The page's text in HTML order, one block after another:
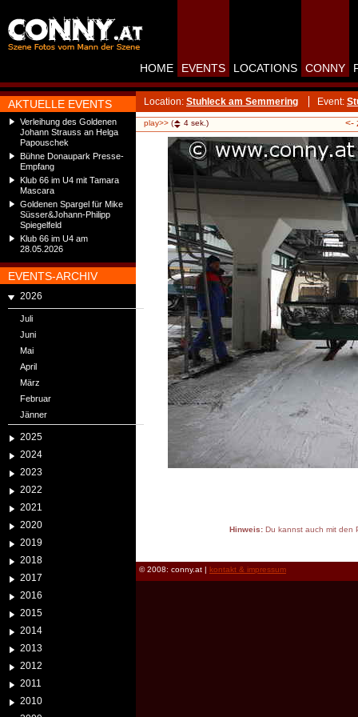
AKTUELLE EVENTS
Verleihung des Goldenen
Johann Strauss an Helga
Papouschek
Bühne Donaupark Presse-
Empfang
Klub 66 im U4 mit Tamara
Mascara
Goldenen Spargel für Mike
Süsser&Johann-Philipp
Spiegelfeld
Klub 66 im U4 am
28.05.2026
EVENTS-ARCHIV
2026
Juli
Juni
Mai
April
März
Februar
Jänner
2025
2024
2023
2022
2021
2020
2019
2018
2017
2016
2015
2014
2013
2012
2011
2010
HOME EVENTS LOCATIONS CONNY
Location: Stuhleck am Semmering Event:
play>> ( 4 sek.) <-
Hinweis:Du kannst auch mit den
© 2008: conny.at | kontakt & impressum